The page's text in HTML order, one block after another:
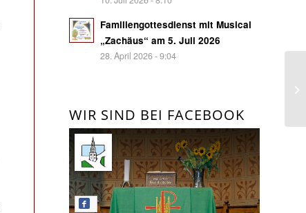
Familiengottesdienst mit Musical
„Zachäus“ am 5. Juli 2026
28. April 2026 - 9:04
WIR SIND BEI FACEBOOK